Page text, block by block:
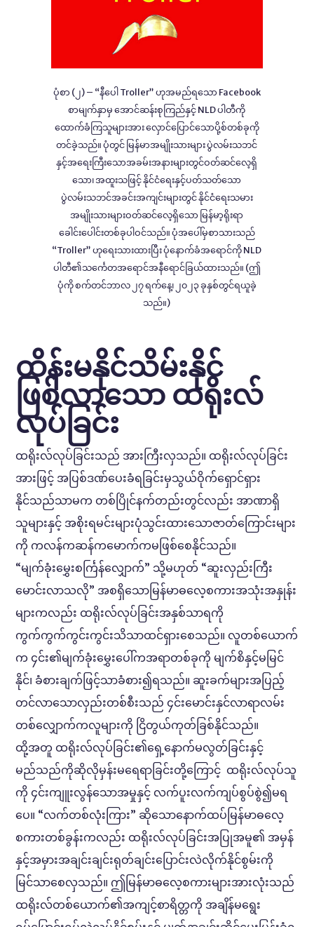
ပုံစာ (၂) – “နီပေါ Troller” ဟုအမည်ရသော Facebook
စာမျက်နှာမှ အောင်ဆန်းစုကြည်နှင့် NLD ပါတီကို
ထောက်ခံကြသူများအား လှောင်ပြောင်သောပို့စ်တစ်ခုကို
တင်ခဲ့သည်။ ပုံတွင် မြန်မာအမျိုးသားများ ပွဲလမ်းသဘင်
နှင့်အရေးကြီးသောအခမ်းအနားများတွင်ဝတ်ဆင်လေ့ရှိ
သော၊ အထူးသဖြင့် နိုင်ငံရေးနှင့်ပတ်သတ်သော
ပွဲလမ်းသဘင်အခင်းအကျင်းများတွင် နိုင်ငံရေးသမား
အမျိုးသားများဝတ်ဆင်လေ့ရှိသော မြန်မာ့ရိုးရာ
ခေါင်းပေါင်းတစ်ခုပါဝင်သည်။ ပုံအပေါ်မှစာသားသည်
“Troller” ဟုရေးသားထားပြီး ပုံနောက်ခံအရောင်ကို NLD
ပါတီ၏သင်္ကေတအရောင်အနီရောင်ခြယ်ထားသည်။ (ဤ
ပုံကို စက်တင်ဘာလ ၂၇ ရက်နေ့၊ ၂၀၂၃ ခုနှစ်တွင်ရယူခဲ့
သည်။)
ထိန်းမနိုင်သိမ်းနိုင်
ဖြစ်လာသော ထရိုးလ်
လုပ်ခြင်း
ထရိုးလ်လုပ်ခြင်းသည် အားကြီးလှသည်။ ထရိုးလ်လုပ်ခြင်း
အားဖြင့် အပြစ်ဒဏ်ပေးခံရခြင်းမှသွယ်ဝိုက်ရှောင်ရှား
နိုင်သည်သာမက တစ်ပြိုင်နက်တည်းတွင်လည်း အာဏာရှိ
သူများနှင့် အစိုးရမင်းများပုံသွင်းထားသောဇာတ်ကြောင်းများ
ကို ကလန်ကဆန်ကမောက်ကမဖြစ်စေနိုင်သည်။
“မျက်ခုံးမွှေးစင်္ကြန်လျှောက်” သို့မဟုတ် “ဆူးလှည်းကြီး
မောင်းလာသလို” အစရှိသောမြန်မာဓလေ့စကားအသုံးအနှုန်း
များကလည်း ထရိုးလ်လုပ်ခြင်းအနှစ်သာရကို
ကွက်ကွက်ကွင်းကွင်းသိသာထင်ရှားစေသည်။ လူတစ်ယောက်
က ၄င်း၏မျက်ခုံးမွှေးပေါ်ကအရာတစ်ခုကို မျက်စိနှင့်မမြင်
နိုင်၊ ခံစားချက်ဖြင့်သာခံစား၍ရသည်။ ဆူးခက်များအပြည့်
တင်လာသောလှည်းတစ်စီးသည် ၄င်းမောင်းနှင်လာရာလမ်း
တစ်လျှောက်ကလူများကို ငြိတွယ်ကုတ်ခြစ်နိုင်သည်။
ထို့အတူ ထရိုးလ်လုပ်ခြင်း၏ရှေ့နောက်မလွတ်ခြင်းနှင့်
မည်သည်ကိုဆိုလိုမှန်းမရေရာခြင်းတို့ကြောင့် ထရိုးလ်လုပ်သူ
ကို ၄င်းကျူးလွန်သောအမှုနှင့် လက်ပူးလက်ကျပ်စွပ်စွဲ၍မရ
ပေ။ “လက်တစ်လုံးကြား” ဆိုသောနောက်ထပ်မြန်မာဓလေ့
စကားတစ်ခွန်းကလည်း ထရိုးလ်လုပ်ခြင်းအပြုအမူ၏ အမှန်
နှင့်အမှားအချင်းချင်းရုတ်ချင်းပြောင်းလဲလိုက်နိုင်စွမ်းကို
မြင်သာစေလှသည်။ ဤမြန်မာဓလေ့စကားများအားလုံးသည်
ထရိုးလ်တစ်ယောက်၏အကျင့်စာရိတ္တကို အချိန်မရွေး